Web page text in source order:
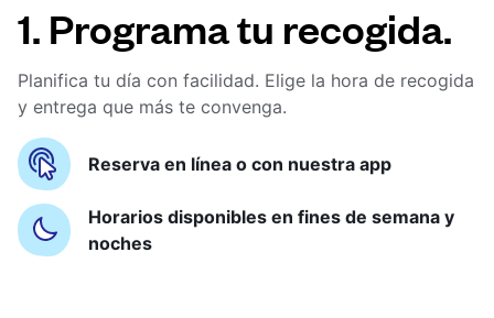
1. Programa tu recogida.
Planifica tu día con facilidad. Elige la hora de recogida
y entrega que más te convenga.
Reserva en línea o con nuestra app
Horarios disponibles en fines de semana y
noches